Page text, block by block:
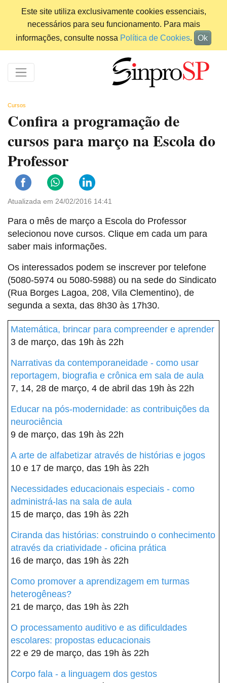
Este site utiliza exclusivamente cookies essenciais,
necessários para seu funcionamento. Para mais
informações, consulte nossa Política de Cookies. Ok
Cursos
Confira a programação de
cursos para março na Escola do
Professor
Atualizada em 24/02/2016 14:41
Para o mês de março a Escola do Professor
selecionou nove cursos. Clique em cada um para
saber mais informações.
Os interessados podem se inscrever por telefone
(5080-5974 ou 5080-5988) ou na sede do Sindicato
(Rua Borges Lagoa, 208, Vila Clementino), de
segunda a sexta, das 8h30 às 17h30.
Matemática, brincar para compreender e aprender
3 de março, das 19h às 22h
Narrativas da contemporaneidade - como usar
reportagem, biografia e crônica em sala de aula
7, 14, 28 de março, 4 de abril das 19h às 22h
Educar na pós-modernidade: as contribuições da
neurociência
9 de março, das 19h às 22h
A arte de alfabetizar através de histórias e jogos
10 e 17 de março, das 19h às 22h
Necessidades educacionais especiais - como
administrá-las na sala de aula
15 de março, das 19h às 22h
Ciranda das histórias: construindo o conhecimento
através da criatividade - oficina prática
16 de março, das 19h às 22h
Como promover a aprendizagem em turmas
heterogêneas?
21 de março, das 19h às 22h
O processamento auditivo e as dificuldades
escolares: propostas educacionais
22 e 29 de março, das 19h às 22h
Corpo fala - a linguagem dos gestos